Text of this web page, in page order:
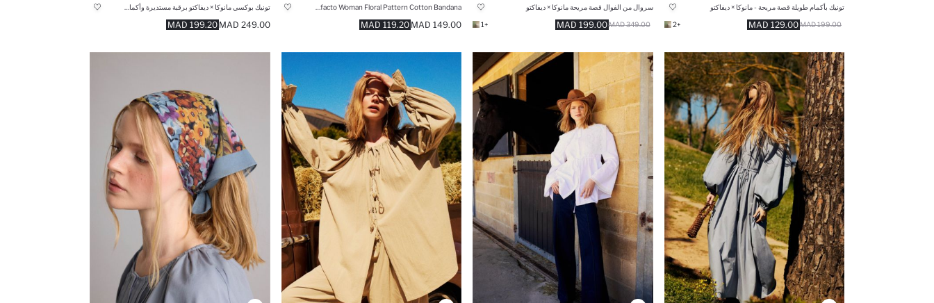
تونيك بأكمام طويلة قصة مريحة - مانوكا × ديفاكتو
129.00 MAD 199.00 MAD
+2
سروال من الفوال قصة مريحة مانوكا × ديفاكتو
199.00 MAD 349.00 MAD
+1
119.20 MAD 149.00 MAD
199.20 MAD 249.00 MAD